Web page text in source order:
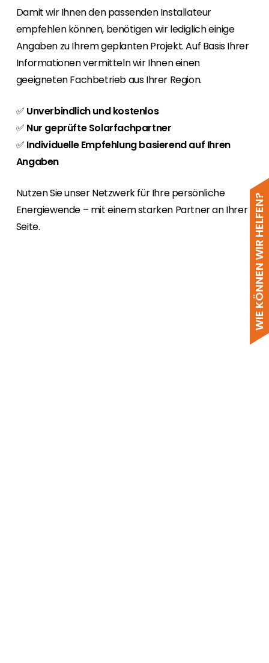
WIE KÖNNEN WIR HELFEN?
Damit wir Ihnen den passenden Installateur
empfehlen können, benötigen wir lediglich einige
Angaben zu Ihrem geplanten Projekt. Auf Basis Ihrer
Informationen vermitteln wir Ihnen einen
geeigneten Fachbetrieb aus Ihrer Region.
✅ Unverbindlich und kostenlos
✅ Nur geprüfte Solarfachpartner
✅ Individuelle Empfehlung basierend auf Ihren
Angaben
Nutzen Sie unser Netzwerk für Ihre persönliche
Energiewende – mit einem starken Partner an Ihrer
Seite.